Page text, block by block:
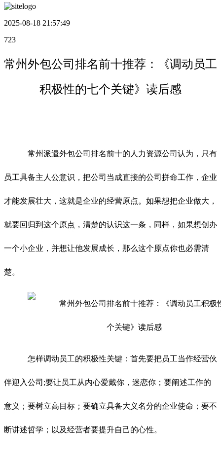
2025-08-18 21:57:49
723
常州外包公司排名前十推荐：《调动员工
积极性的七个关键》读后感
常州派遣外包公司排名前十的人力资源公司认为，只有
员工具备主人公意识，把公司当成直接的公司拼命工作，企业
才能发展壮大，这就是企业的经营原点。如果想把企业做大，
就要回归到这个原点，清楚的认识这一条，同样，如果想创办
一个小企业，并想让他发展成长，那么这个原点你也必需清
楚。
怎样调动员工的积极性关键：首先要把员工当作经营伙
伴迎入公司;要让员工从内心爱戴你，迷恋你；要阐述工作的
意义；要树立高目标；要确立具备大义名分的企业使命；要不
断讲述哲学；以及经营者要提升自己的心性。